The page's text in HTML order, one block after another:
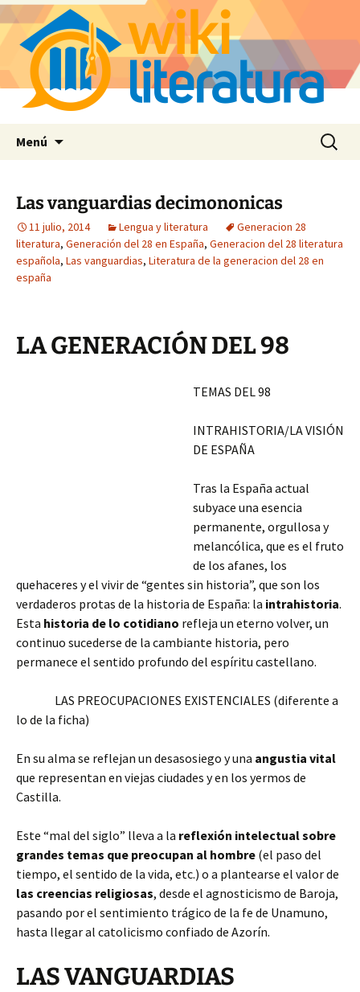
Menú Buscar:
Las vanguardias decimononicas
11 julio, 2014 Lengua y literatura
Generacion 28
literatura, Generación del 28 en España, Generacion del 28 literatura
española, Las vanguardias, Literatura de la generacion del 28 en
españa
LA GENERACIÓN DEL 98
TEMAS DEL 98
INTRAHISTORIA/LA VISIÓN
DE ESPAÑA
Tras la España actual
subyace una esencia
permanente, orgullosa y
melancólica, que es el fruto
de los afanes, los
quehaceres y el vivir de “gentes sin historia”, que son los
verdaderos protas de la historia de España: la intrahistoria.
Esta historia de lo cotidiano refleja un eterno volver, un
continuo sucederse de la cambiante historia, pero
permanece el sentido profundo del espíritu castellano.
LAS PREOCUPACIONES EXISTENCIALES (diferente a
lo de la ficha)
En su alma se reflejan un desasosiego y una angustia vital
que representan en viejas ciudades y en los yermos de
Castilla.
Este “mal del siglo” lleva a la reflexión intelectual sobre
grandes temas que preocupan al hombre (el paso del
tiempo, el sentido de la vida, etc.) o a plantearse el valor de
las creencias religiosas, desde el agnosticismo de Baroja,
pasando por el sentimiento trágico de la fe de Unamuno,
hasta llegar al catolicismo confiado de Azorín.
LAS VANGUARDIAS